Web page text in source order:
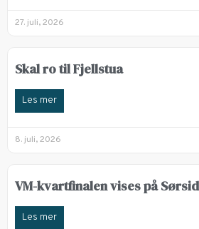
27. juli, 2026
Skal ro til Fjellstua
Les mer
8. juli, 2026
VM-kvartfinalen vises på
Les mer